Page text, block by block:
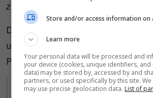
zabójstwem.
Do doprowadzeniu do
usłyszał zarzuty. Grozi mu do 5 lat
Prokurator E. Węglarowicz-
W toku przesłuchania
Store and/or access information on
Learn more
Your personal data will be processed and
your device (cookies, unique identifiers, and
data) may be stored by, accessed by and
partners, or used specifically by this site.
may use precise geolocation data. List of